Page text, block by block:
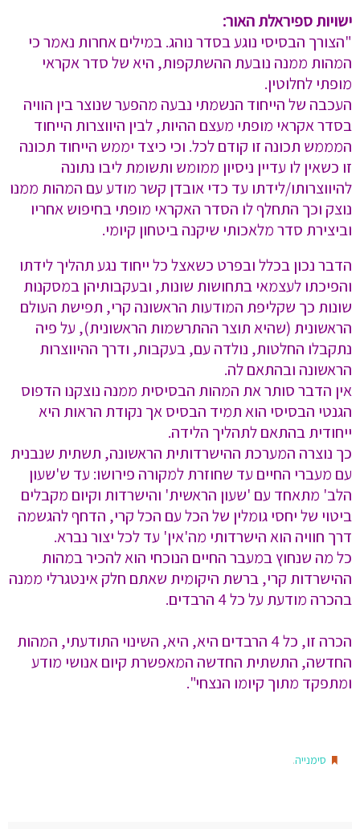
ישויות ספיראלת האור:
"הצורך הבסיסי נוגע בסדר נוהג. במילים אחרות נאמר כי
המהות ממנה נובעת ההשתקפות, היא של סדר אקראי
מופתי לחלוטין.
העכבה של הייחוד הנשמתי נבעה מהפער שנוצר בין הוויה
בסדר אקראי מופתי מעצם ההיות, לבין היווצרות הייחוד
המממש תכונה זו קודם לכל. וכי כיצד יממש הייחוד תכונה
זו כשאין לו עדיין ניסיון ממומש ותשומת ליבו נתונה
להיווצרותו/לידתו עד כדי אובדן קשר מודע עם המהות ממנו
נוצק וכך התחלף לו הסדר האקראי מופתי בחיפוש אחריו
וביצירת סדר מלאכותי שיקנה ביטחון קיומי.
הדבר נכון בכלל ובפרט כשאצל כל ייחוד נגע תהליך לידתו
והפיכתו לעצמאי בתחושות שונות, ובעקבותיהן במסקנות
שונות כך שקליפת המודעות הראשונה קרי, תפישת העולם
הראשונית (שהיא תוצר ההתרשמות הראשונית), על פיה
נתקבלו החלטות, נולדה עם, בעקבות, ודרך ההיווצרות
הראשונה ובהתאם לה.
אין הדבר סותר את המהות הבסיסית ממנה נוצקנו הדפוס
הגנטי הבסיסי הוא תמיד הבסיס אך נקודת הראות היא
ייחודית בהתאם לתהליך הלידה.
כך נוצרה המערכת ההישרדותית הראשונה, תשתית שנבנית
עם מעברי החיים עד שחוזרת למקורה פירושו: עד ש'שעון
הלב' מתאחד עם 'שעון הראשית' והישרדות וקיום מקבלים
ביטוי של יחסי גומלין של הכל עם הכל קרי, הדחף להגשמה
דרך חוויה הוא הישרדותי מה'אין' עד לכל יצור נברא.
כל מה שנחוץ במעבר החיים הנוכחי הוא להכיר במהות
ההישרדות קרי, ברשת היקומית שאתם חלק אינטגרלי ממנה
בהכרה מודעת על כל 4 הרבדים.
הכרה זו, כל 4 הרבדים היא, היא, השינוי התודעתי, המהות
החדשה, התשתית החדשה המאפשרת קיום אנושי מודע
ומתפקד מתוך קיומו הנצחי".
סימנייה.